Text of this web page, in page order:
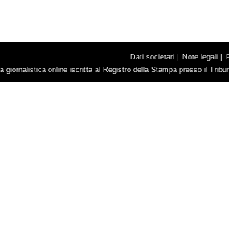
Dati societari | Note legali |
giornalistica online iscritta al Registro della Stampa presso il